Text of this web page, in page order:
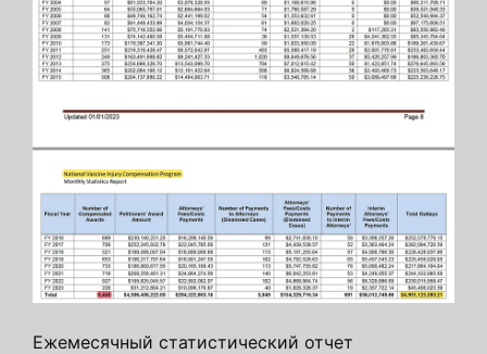
Ежемесячный статистический отчет